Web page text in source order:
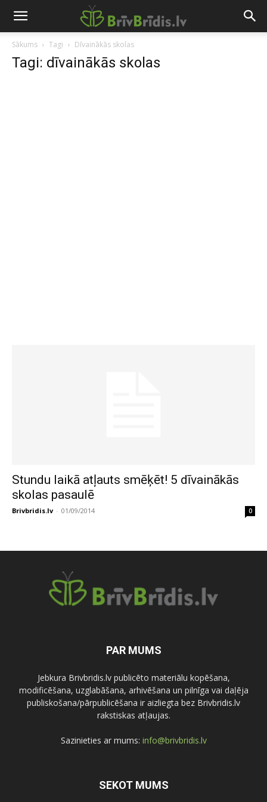
Sākums Tagi Dīvainākās skolas
Tagi: dīvainākās skolas
Stundu laikā atļauts smēķēt! 5 dīvainākās
skolas pasaulē
Brivbridis.lv - 01/09/2014 0
PAR MUMS
Jebkura Brivbridis.lv publicēto materiālu kopēšana,
modificēšana, uzglabāšana, arhivēšana un pilnīga vai daļēja
publiskošana/pārpublicēšana ir aizliegta bez Brivbridis.lv
rakstiskas atļaujas.
Sazinieties ar mums: info@brivbridis.lv
SEKOT MUMS